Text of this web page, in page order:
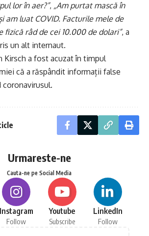
lor în aer?”, „Am purtat mască în
am luat COVID. Facturile mele de
fizică râd de cei 10.000 de dolari”, a
un alt internaut.
Kirsch a fost acuzat în timpul
că a răspândit informații false
coronavirusul.
Urmareste-ne
Cauta-ne pe Social Media
Instagram
Follow
Youtube
Subscribe
LinkedIn
Follow